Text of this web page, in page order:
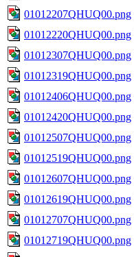
01012207QHUQ00.png
01012220QHUQ00.png
01012307QHUQ00.png
01012319QHUQ00.png
01012406QHUQ00.png
01012420QHUQ00.png
01012507QHUQ00.png
01012519QHUQ00.png
01012607QHUQ00.png
01012619QHUQ00.png
01012707QHUQ00.png
01012719QHUQ00.png